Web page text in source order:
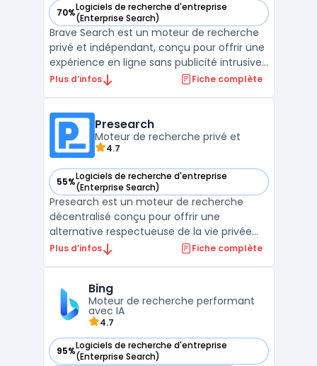
70%Logiciels de recherche d'entreprise
(Enterprise Search)
— voir Brave Search dans cette catégorie
Brave Search est un moteur de recherche
privé et indépendant, conçu pour offrir une
expérience en ligne sans publicité intrusive
ni suivi des utilisateurs. Intégré à
personnelles. Contrairement à de
nombreux moteurs d ...
Plus d’infos Fiche complète
Presearch
Moteur de recherche privé et
4.7
55%Logiciels de recherche d'entreprise
(Enterprise Search)
— voir Presearch dans cette catégorie
Presearch est un moteur de recherche
décentralisé conçu pour offrir une
alternative respectueuse de la vie privée
aux solutions traditionnelles. Contrairement
communauté, garantissant une expérience
transparente et sécurisée. ...
Plus d’infos Fiche complète
Bing
Moteur de recherche performant
avec IA
4.7
95%Logiciels de recherche d'entreprise
(Enterprise Search)
— voir Bing dans cette catégorie